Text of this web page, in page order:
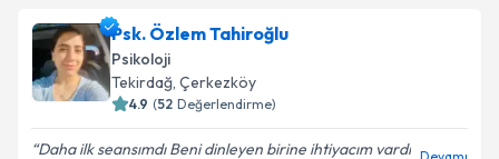
Psk. Özlem Tahiroğlu
Psikoloji
Tekirdağ, Çerkezköy
4.9 (52 Değerlendirme)
Daha ilk seansımdı Beni dinleyen birine ihtiyacım vardı